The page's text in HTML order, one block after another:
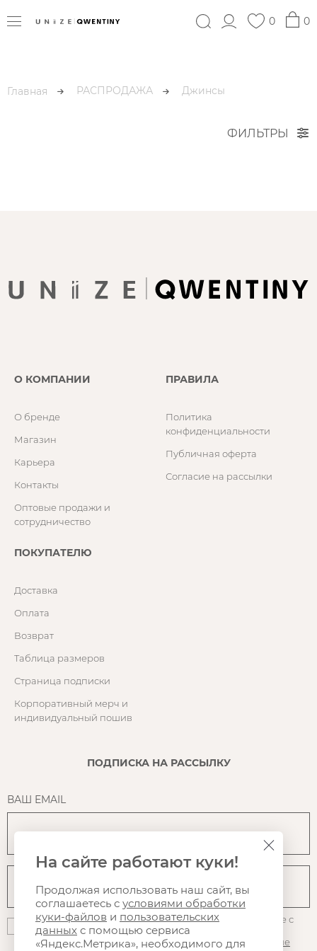
0 0
Главная РАСПРОДАЖА Джинсы
ФИЛЬТРЫ
О КОМПАНИИ
О бренде
Магазин
Карьера
Контакты
Оптовые продажи и
сотрудничество
ПРАВИЛА
Политика
конфиденциальности
Публичная оферта
Согласие на рассылки
ПОКУПАТЕЛЮ
Доставка
Оплата
Возврат
Таблица размеров
Страница подписки
Корпоративный мерч и
индивидуальный пошив
ПОДПИСКА НА РАССЫЛКУ
ВАШ EMAIL
Нажимая на кнопку "Подписаться", вы даете согласие с
политикой конфиденциальности, на
файлов кукии Яндекс.Метрики, а так же наполучение
На сайте работают куки!
Продолжая использовать наш сайт, вы
соглашаетесь с условиями обработки
куки-файлов и пользовательских
данных с помощью сервиса
«Яндекс.Метрика», необходимого для